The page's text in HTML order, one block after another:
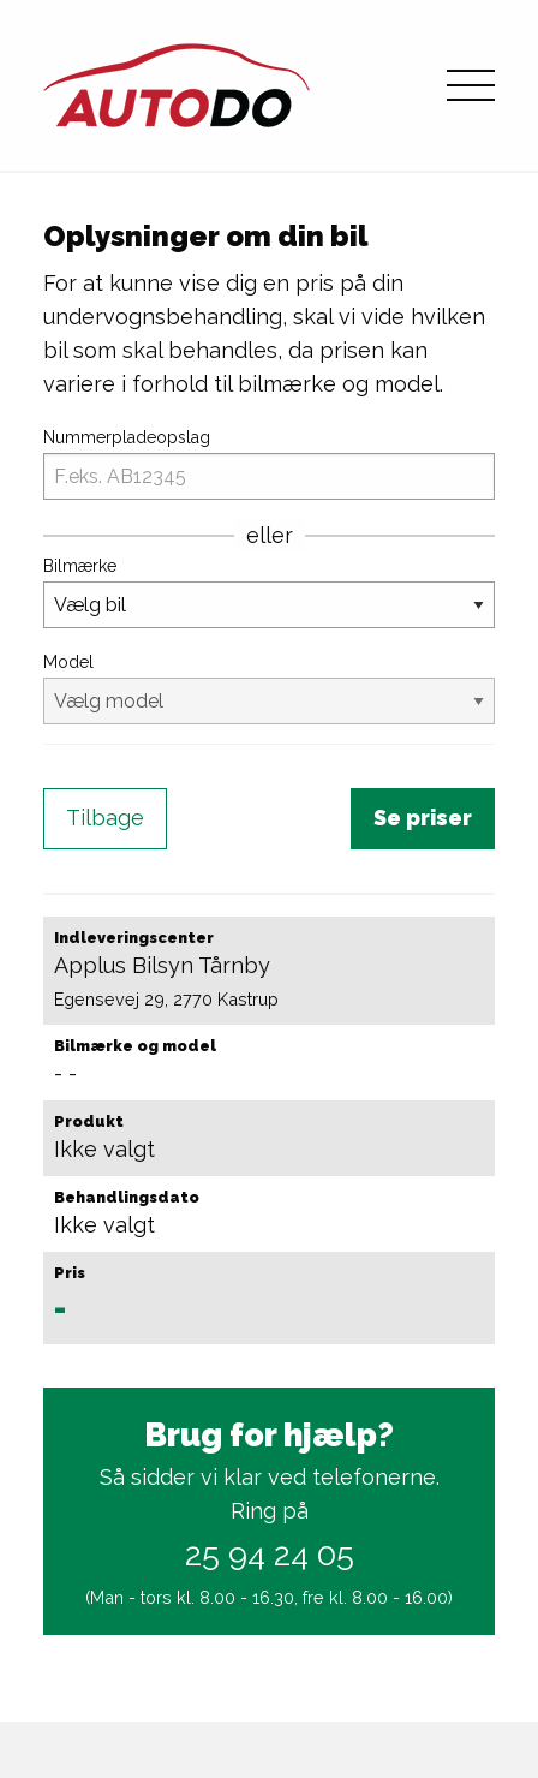
Oplysninger om din bil
For at kunne vise dig en pris på din
undervognsbehandling, skal vi vide hvilken
bil som skal behandles, da prisen kan
variere i forhold til bilmærke og model.
Nummerpladeopslag
eller
Bilmærke
Model
Tilbage
Indleveringscenter
Applus Bilsyn Tårnby
Egensevej 29, 2770 Kastrup
Bilmærke og model
- -
Produkt
Ikke valgt
Behandlingsdato
Ikke valgt
Pris
-
Brug for hjælp?
Så sidder vi klar ved telefonerne.
Ring på
25 94 24 05
(Man - tors kl. 8.00 - 16.30, fre kl. 8.00 - 16.00)